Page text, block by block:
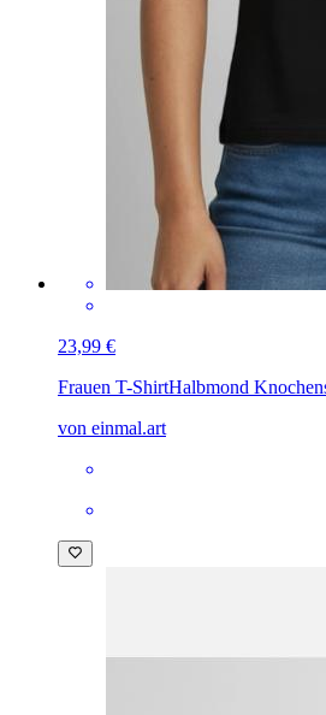
23,99 €
Frauen T-ShirtHalbmond
von einmal.art